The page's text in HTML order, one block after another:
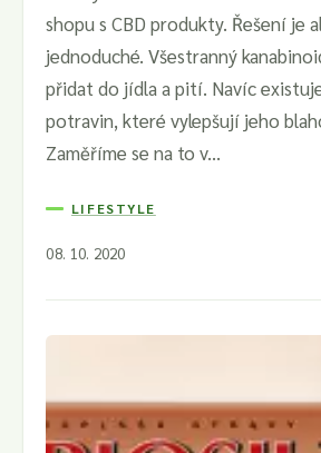
shopu s CBD produkty. Řešení je
jednoduché. Všestranný
přidat do jídla a pití. Navíc
potravin, které vylepšují jeho
Zaměříme se na to v...
LIFESTYLE
08. 10. 2020